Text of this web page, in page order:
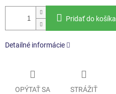
Pridať do košíka
Detailné informácie
OPÝTAŤ SA STRÁŽIŤ